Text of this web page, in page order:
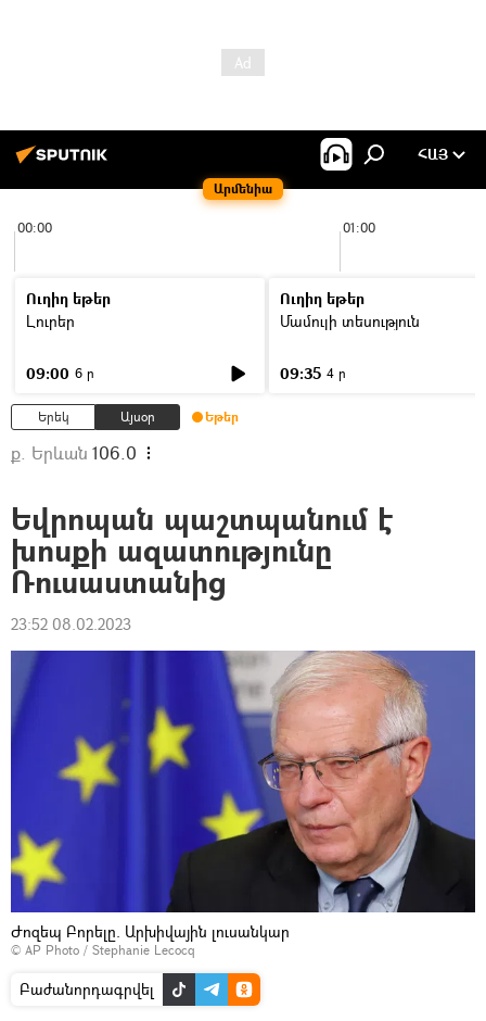
Արմենիա
ՀԱՅ
00:00 01:00
Ուղիղ եթեր
Լուրեր
09:00 6 ր
Ուղիղ եթեր
Մամուլի տեսություն
09:35 4 ր
Երեկ Այսօր Եթեր
ք. Երևան 106.0
Եվրոպան պաշտպանում է
խոսքի ազատությունը
Ռուսաստանից
23:52 08.02.2023
Ժոզեպ Բորելը. Արխիվային լուսանկար
© AP Photo / Stephanie Lecocq
Բաժանորդագրվել